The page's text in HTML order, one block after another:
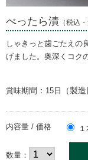
べったら漬 （税込
しゃきっと歯ごたえの
げました。奥深くコク
賞味期間： 15日 （製
内容量 / 価格
数量：